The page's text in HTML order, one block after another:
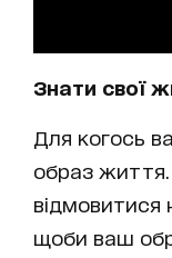
Знати свої
Для когось
образ життя.
відмовитися
щоби ваш